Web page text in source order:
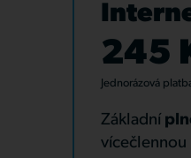
245
Jednorázová
Základní
vícečlennou